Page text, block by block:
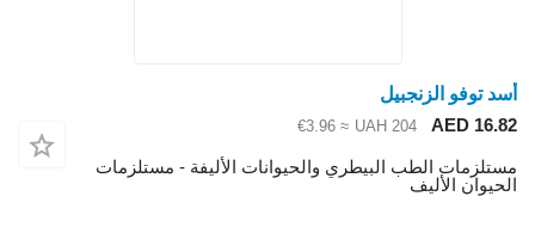
توفو الزنجبيل
AED
UAH 204
≈ €3.96
الطب البيطري والحيوانات الأليفة - مستلزمات
الأليف